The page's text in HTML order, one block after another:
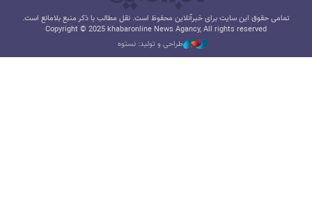
تمامی حقوق این سایت برای خبرآنلاین محفوظ است. نقل مطالب با ذکر منبع بلامانع است.
Copyright © 2025 khabaronline News Agancy, All rights reserved
طراحی و تولید: نستوه